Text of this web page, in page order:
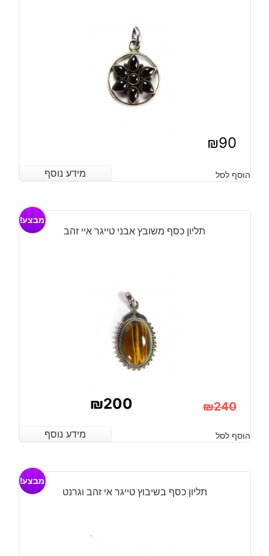
₪90
מידע נוסף הוסף לסל מידע נוסף
תליון כסף משובץ אבני טייגר איי זהב
מבצע!
₪240
המקורי
היה:
₪240.
₪200
הנוכחי
הוא:
₪200.
מידע נוסף הוסף לסל מידע נוסף
תליון כסף בשיבוץ טייגר אי זהב וגרנט
מבצע!